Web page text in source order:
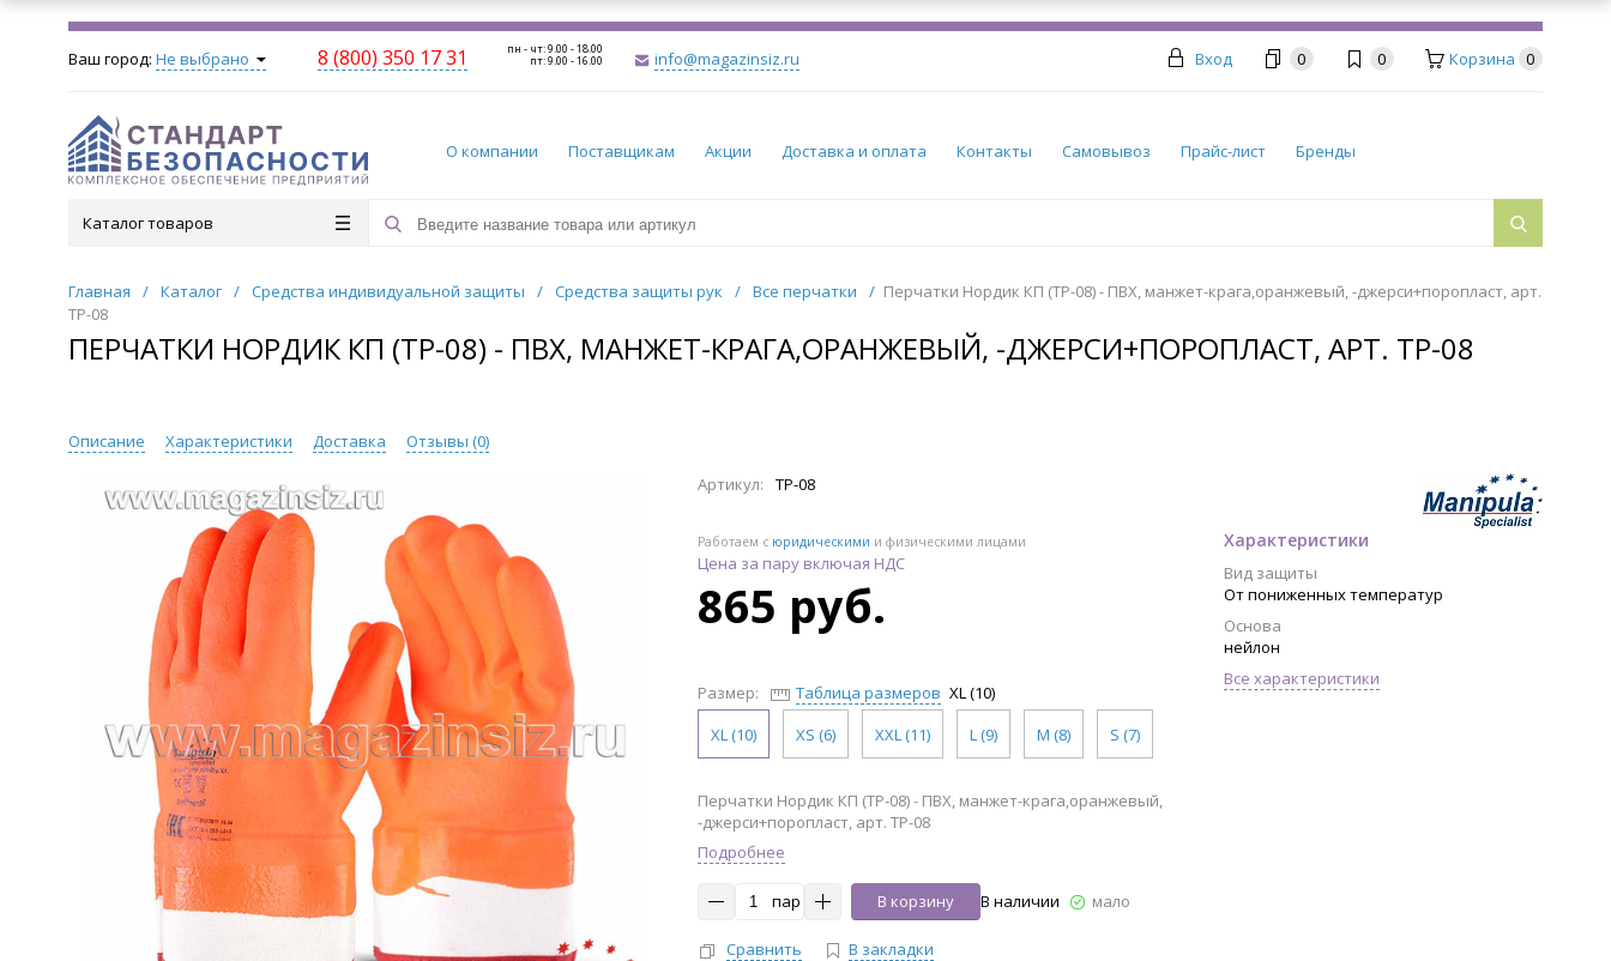
Ваш город: Не выбрано 8 (800) 350 17 31 пн - чт: 9.00 - 18.00
пт: 9.00 - 16.00 info@magazinsiz.ru Вход 0 0 Корзина 0
О компании Поставщикам Акции Доставка и оплата Контакты Самовывоз Прайс-лист Бренды
Каталог товаров
Главная / Каталог / Средства индивидуальной защиты / Средства защиты рук / Все перчатки / Перчатки Нордик КП (ТР-08) - ПВХ, манжет-крага,оранжевый, -джерси+поропласт, арт.
ТР-08
ПЕРЧАТКИ НОРДИК КП (ТР-08) - ПВХ, МАНЖЕТ-КРАГА,ОРАНЖЕВЫЙ, -ДЖЕРСИ+ПОРОПЛАСТ, АРТ. ТР-08
Описание Характеристики Доставка Отзывы (0)
Артикул: ТР-08
Работаем с юридическими и физическими лицами
Цена за пару включая НДС
865 руб.
Размер: Таблица размеров XL (10)
XL (10)
XS (6) XXL (11) L (9) M (8) S (7)
Характеристики
Вид защиты
От пониженных температур
Основа
нейлон
Все характеристики
Перчатки Нордик КП (ТР-08) - ПВХ, манжет-крага,оранжевый,
-джерси+поропласт, арт. ТР-08
Подробнее
пар В корзину В наличии мало
Сравнить В закладки